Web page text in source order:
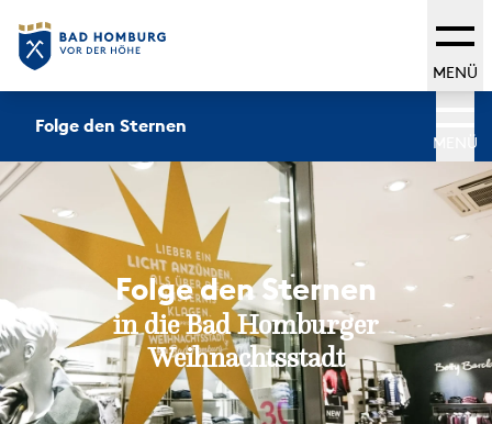
MENÜ
Folge den Sternen
MENÜ
Folge den Sternen
in die Bad Homburger
Weihnachtsstadt